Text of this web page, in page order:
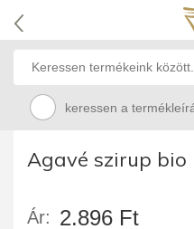
keressen a
Agavé szirup
Ár: 2.896 Ft